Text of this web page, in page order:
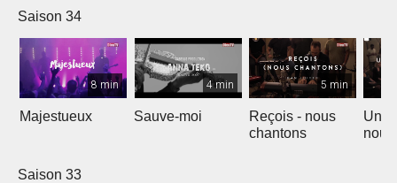
Saison 34
8 min
Majestueux
4 min
Sauve-moi
5 min
Reçois - nous
chantons
Un
Saison 33